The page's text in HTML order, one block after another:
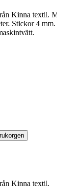
Kinna textil.
Stickor 4
Kinna textil.